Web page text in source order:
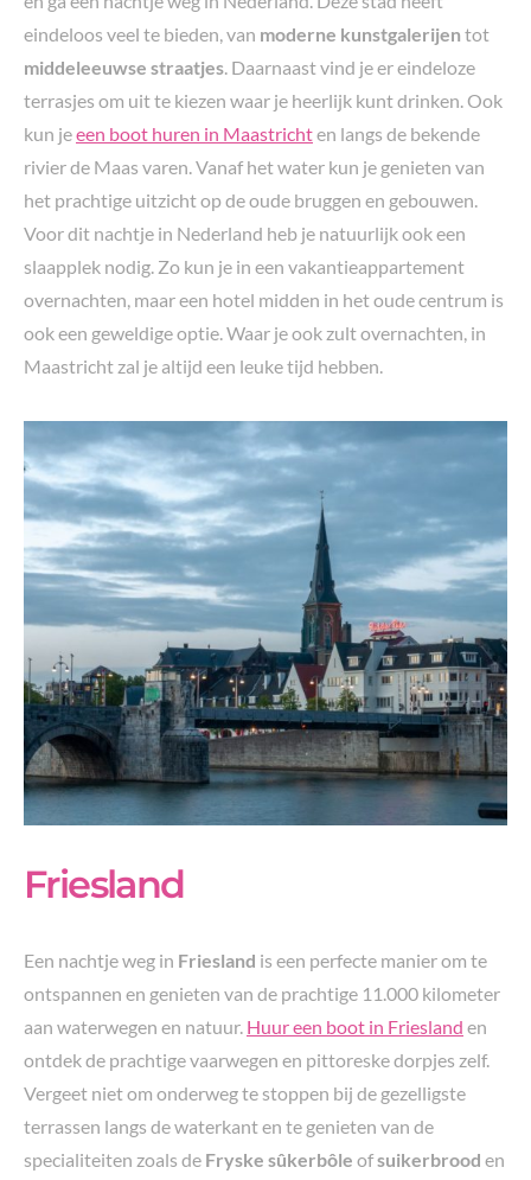
eindeloos veel te bieden, van moderne kunstgalerijen tot
middeleeuwse straatjes . Daarnaast vind je er eindeloze
terrasjes om uit te kiezen waar je heerlijk kunt drinken. Ook
kun jeeen boot huren in Maastrichten langs de bekende
rivier de Maas varen. Vanaf het water kun je genieten van
het prachtige uitzicht op de oude bruggen en gebouwen.
Voor dit nachtje in Nederland heb je natuurlijk ook een
slaapplek nodig. Zo kun je in een vakantieappartement
overnachten, maar een hotel midden in het oude centrum is
ook een geweldige optie. Waar je ook zult overnachten, in
Maastricht zal je altijd een leuke tijd hebben.
Friesland
Een nachtje weg in Friesland is een perfecte manier om te
ontspannen en genieten van de prachtige 11.000 kilometer
aan waterwegen en natuur. Huur een boot in Friesland en
ontdek de prachtige vaarwegen en pittoreske dorpjes zelf.
Vergeet niet om onderweg te stoppen bij de gezelligste
terrassen langs de waterkant en te genieten van de
specialiteiten zoals de Fryske sûkerbôle ofsuikerbrood en